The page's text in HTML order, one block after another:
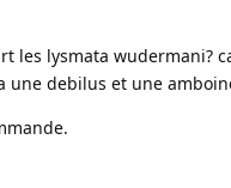
les lysmata wudermani?
une debilus et une